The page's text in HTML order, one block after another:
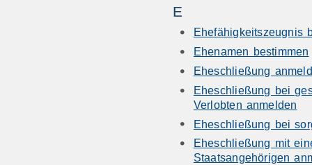
E
Ehefähigkeitszeugnis
Ehenamen bestimmen
Eheschließung
Eheschließung bei
Verlobten anmelden
Eheschließung bei
Eheschließung mit
Staatsangehörigen